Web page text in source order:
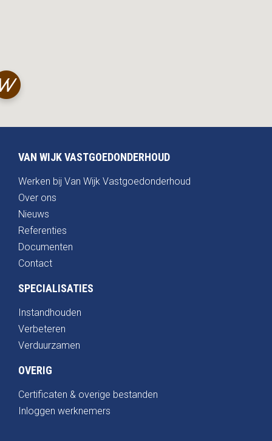
VAN WIJK VASTGOEDONDERHOUD
Werken bij Van Wijk Vastgoedonderhoud
Over ons
Nieuws
Referenties
Documenten
Contact
SPECIALISATIES
Instandhouden
Verbeteren
Verduurzamen
OVERIG
Certificaten & overige bestanden
Inloggen werknemers